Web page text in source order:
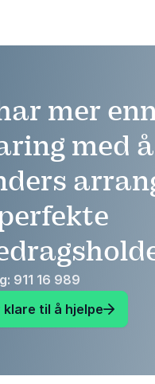
mer
med
911 16 989
klare til å hjelpe